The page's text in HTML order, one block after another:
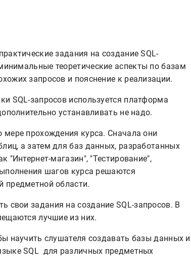
задания на создание SQL-
теоретические аспекты по базам
запросов и пояснение к реализации.
SQL-запросов используется платформа
устанавливать не надо.
мере прохождения курса. Сначала они
а затем для баз данных, разработанных
"Интернет-магазин", "Тестирование",
шагов курса решаются
предметной области.
задания на создание SQL-запросов. В
лучшие из них.
научить слушателя создавать базы данных и
SQL для различных предметных